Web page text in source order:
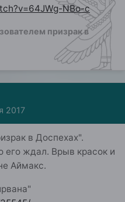
NBo-c
призрак в
2017
в Доспехах".
его ждал. Врыв красок и
Аймакс.